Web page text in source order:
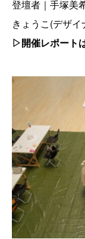
登壇者｜手塚美
きょうこ(デザイ
▷開催レポート